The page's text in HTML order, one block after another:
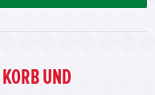
UND